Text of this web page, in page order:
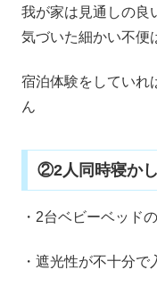
我が家は見通しの良
気づいた細かい不便
宿泊体験をしていれ
ん
②2人同時寝か
・2台ベビーベッド
・遮光性が不十分で